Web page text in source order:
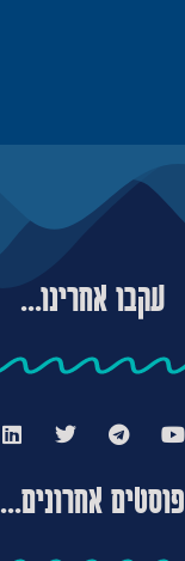
עקבו אחרינו...
פוסטים אחרונים...